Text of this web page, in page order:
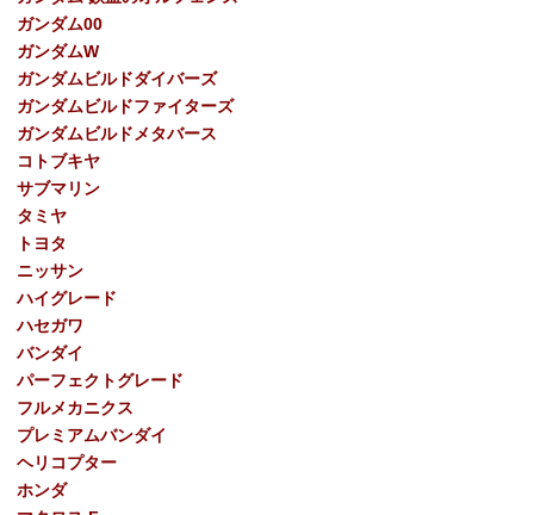
ガンダム00
ガンダムW
ガンダムビルドダイバーズ
ガンダムビルドファイターズ
ガンダムビルドメタバース
コトブキヤ
サブマリン
タミヤ
トヨタ
ニッサン
ハイグレード
ハセガワ
バンダイ
パーフェクトグレード
フルメカニクス
プレミアムバンダイ
ヘリコプター
ホンダ